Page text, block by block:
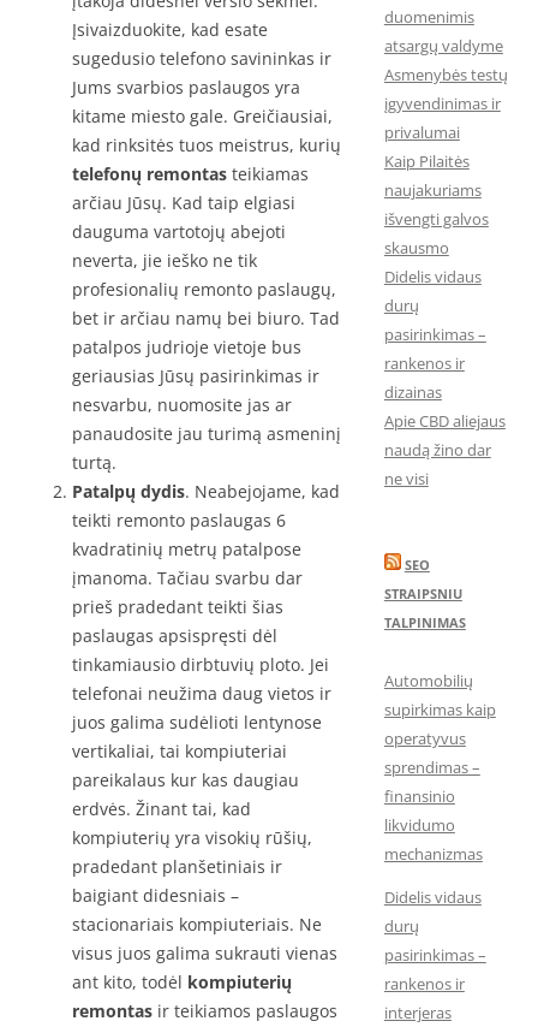
Įsivaizduokite, kad esate
sugedusio telefono savininkas ir
Jums svarbios paslaugos yra
kitame miesto gale. Greičiausiai,
kad rinksitės tuos meistrus, kurių
telefonų remontas teikiamas
arčiau Jūsų. Kad taip elgiasi
dauguma vartotojų abejoti
neverta, jie ieško ne tik
profesionalių remonto paslaugų,
bet ir arčiau namų bei biuro. Tad
patalpos judrioje vietoje bus
geriausias Jūsų pasirinkimas ir
nesvarbu, nuomosite jas ar
panaudosite jau turimą asmeninį
turtą.
Patalpų dydis. Neabejojame, kad
teikti remonto paslaugas 6
kvadratinių metrų patalpose
įmanoma. Tačiau svarbu dar
prieš pradedant teikti šias
paslaugas apsispręsti dėl
tinkamiausio dirbtuvių ploto. Jei
telefonai neužima daug vietos ir
juos galima sudėlioti lentynose
vertikaliai, tai kompiuteriai
pareikalaus kur kas daugiau
erdvės. Žinant tai, kad
kompiuterių yra visokių rūšių,
pradedant planšetiniais ir
baigiant didesniais –
stacionariais kompiuteriais. Ne
visus juos galima sukrauti vienas
ant kito, todėl kompiuterių
remontas ir teikiamos paslaugos
duomenimis
atsargų valdyme
Asmenybės testų
įgyvendinimas ir
privalumai
Kaip Pilaitės
naujakuriams
išvengti galvos
skausmo
Didelis vidaus
durų
pasirinkimas –
rankenos ir
dizainas
Apie CBD aliejaus
naudą žino dar
ne visi
SEO
STRAIPSNIU
TALPINIMAS
Automobilių
supirkimas kaip
operatyvus
sprendimas –
finansinio
likvidumo
mechanizmas
Didelis vidaus
durų
pasirinkimas –
rankenos ir
interjeras